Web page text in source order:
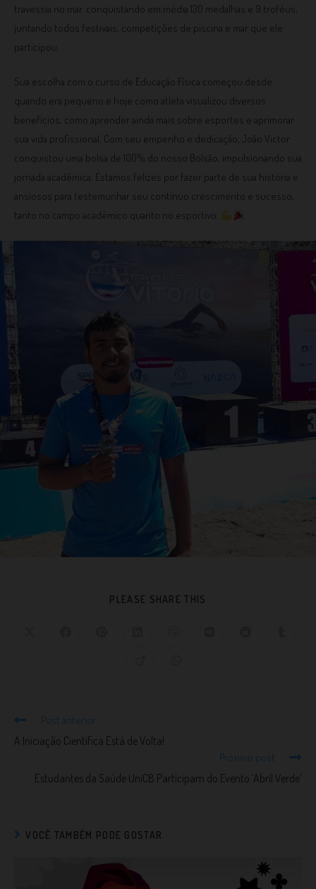
travessia no mar. conquistando em média 130 medalhas e 9 troféus,
juntando todos festivais, competições de piscina e mar que ele
participou.
Sua escolha com o curso de Educação Física começou desde
quando era pequeno e hoje como atleta visualizou diversos
benefícios, como aprender ainda mais sobre esportes e aprimorar
sua vida profissional. Com seu empenho e dedicação, João Victor
conquistou uma bolsa de 100% do nosso Bolsão, impulsionando sua
jornada acadêmica. Estamos felizes por fazer parte de sua história e
ansiosos para testemunhar seu contínuo crescimento e sucesso,
tanto no campo acadêmico quanto no esportivo.
PLEASE SHARE THIS
Post anterior
A Iniciação Científica Está de Volta!
Próximo post
Estudantes da Saúde UniCB Participam do Evento ‘Abril Verde’
VOCÊ TAMBÉM PODE GOSTAR